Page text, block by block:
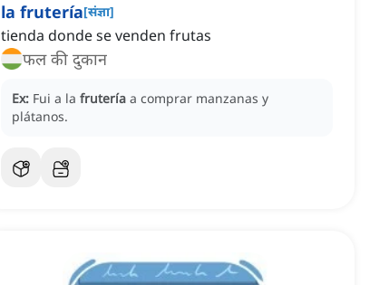
la frutería[संज्ञा]
tienda donde se venden frutas
फल की दुकान
Ex: Fui a la frutería a comprar manzanas y
plátanos.